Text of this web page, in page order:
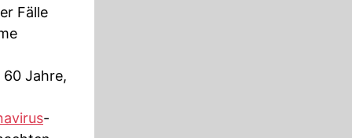
Fälle
60 Jahre,
-